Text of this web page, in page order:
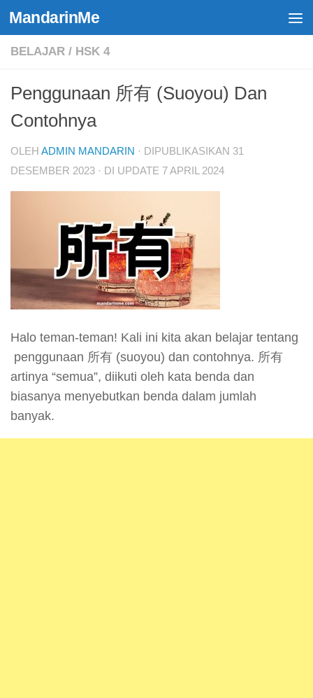
Skip to content
MandarinMe
BELAJAR / HSK 4
Penggunaan 所有 (Suoyou) Dan
Contohnya
OLEH ADMIN MANDARIN · DIPUBLIKASIKAN 31
DESEMBER 2023 · DI UPDATE 7 APRIL 2024
Halo teman-teman! Kali ini kita akan belajar tentang
penggunaan 所有 (suoyou) dan contohnya. 所有
artinya “semua”, diikuti oleh kata benda dan
biasanya menyebutkan benda dalam jumlah
banyak.